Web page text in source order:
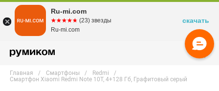
Главная Смартфоны
Redmi
Смартфон Xiaomi Redmi Note 10T, 4+128 Гб, Графитовый серый
Ru-mi.com
☆☆☆☆☆
★★★★★ (23) звезды
Ru-mi.com
скачать